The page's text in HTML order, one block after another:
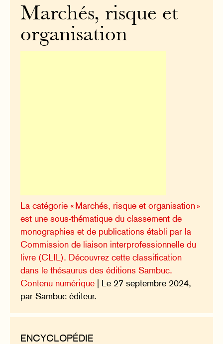
Marchés, risque et
organisation
La catégorie « Marchés, risque et organisation »
est une sous-thématique du classement de
monographies et de publications établi par la
Commission de liaison interprofessionnelle du
livre (CLIL). Découvrez cette classification
dans le thésaurus des éditions Sambuc.
Contenu numérique | Le 27 septembre 2024,
par Sambuc éditeur.
ENCYCLOPÉDIE